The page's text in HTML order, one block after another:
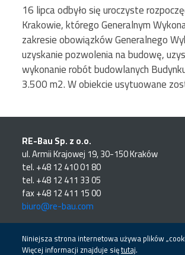
16 lipca odbyło się uroczyste
Krakowie, którego Generalnym
zakresie obowiązków Generalnego
uzyskanie pozwolenia na budowę,
wykonanie robót budowlanych
3.500 m2. W obiekcie usytuowane
RE-Bau Sp. z o.o.
ul. Armii Krajowej 19, 30-150 Kraków
tel. +48 12 410 01 80
tel. +48 12 411 33 05
fax +48 12 411 15 00
biuro@re-bau.com
Copyrighted by RE-Bau
Niniejsza strona internetowa używa plików
Więcej informacji znajduje siętutaj.